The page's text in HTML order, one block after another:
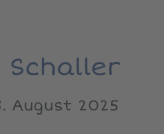
Schaller
August 2025